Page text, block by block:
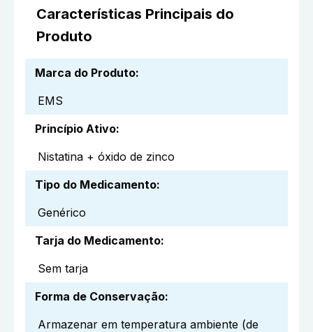
Características Principais do
Produto
Marca do Produto:
EMS
Princípio Ativo:
Nistatina + óxido de zinco
Tipo do Medicamento:
Genérico
Tarja do Medicamento:
Sem tarja
Forma de Conservação:
Armazenar em temperatura ambiente (de